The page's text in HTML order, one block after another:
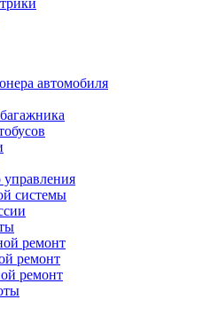
автомобиля
управления
системы
ремонт
ремонт
ремонт